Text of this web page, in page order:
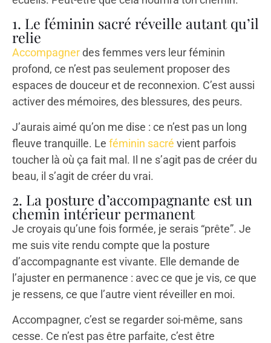
1. Le féminin sacré réveille autant qu’il
relie
Accompagnerdes femmes vers leur féminin
profond, ce n’est pas seulement proposer des
espaces de douceur et de reconnexion. C’est aussi
activer des mémoires, des blessures, des peurs.
J’aurais aimé qu’on me dise : ce n’est pas un long
fleuve tranquille. Le féminin sacré vient parfois
toucher là où ça fait mal. Il ne s’agit pas de créer du
beau, il s’agit de créer du vrai.
2. La posture d’accompagnante est un
chemin intérieur permanent
Je croyais qu’une fois formée, je serais “prête”. Je
me suis vite rendu compte que la posture
d’accompagnante est vivante. Elle demande de
l’ajuster en permanence : avec ce que je vis, ce que
je ressens, ce que l’autre vient réveiller en moi.
Accompagner, c’est se regarder soi-même, sans
cesse. Ce n’est pas être parfaite, c’est être